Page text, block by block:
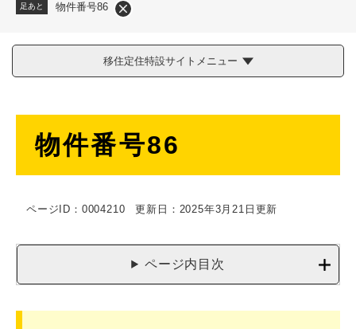
足あと 物件番号86
移住定住特設サイトメニュー
物件番号86
ページID：0004210 更新日：2025年3月21日更新
ページ内目次